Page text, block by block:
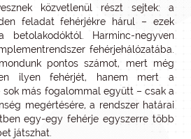
közvetlenül részt sejtek: a
feladat fehérjékre hárul – ezek
betolakodóktól. Harminc-negyven
fehérjehálózatába.
pontos számot, mert még
ilyen fehérjét, hanem mert a
sok más fogalommal együtt – csak a
megértésére, a rendszer határai
egy-egy fehérje egyszerre több
játszhat.